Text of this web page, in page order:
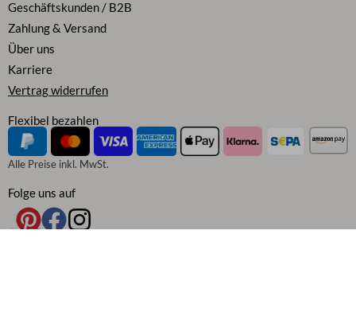
Geschäftskunden / B2B
Zahlung & Versand
Über uns
Karriere
Vertrag widerrufen
Flexibel bezahlen
Alle Preise inkl. MwSt.
Folge uns auf